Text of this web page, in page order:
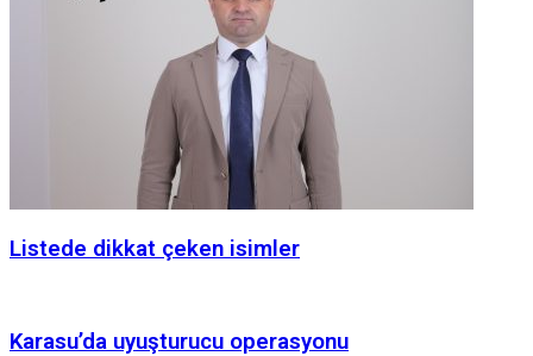
Listede dikkat çeken isimler
Karasu’da uyuşturucu operasyonu